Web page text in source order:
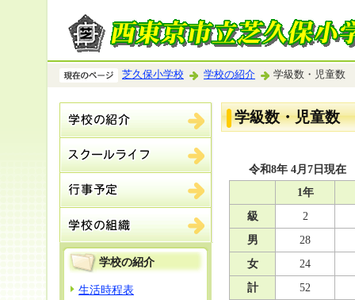
芝久保小学校 学校の紹介 学級数・児童数
学校の紹介
生活時程表
学級数・児童数
令和8年 4月7日現在
1年
級
2
男
28
女
24
計
52